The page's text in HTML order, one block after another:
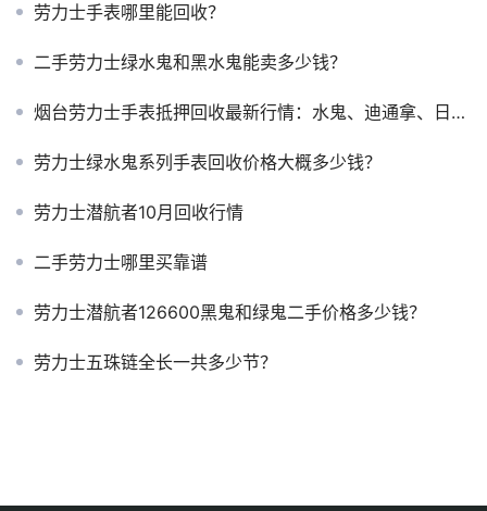
劳力士手表哪里能回收？
二手劳力士绿水鬼和黑水鬼能卖多少钱？
烟台劳力士手表抵押回收最新行情：水鬼、迪通拿、日志能值多少钱？
劳力士绿水鬼系列手表回收价格大概多少钱？
劳力士潜航者10月回收行情
二手劳力士哪里买靠谱
劳力士潜航者126600黑鬼和绿鬼二手价格多少钱？
劳力士五珠链全长一共多少节？